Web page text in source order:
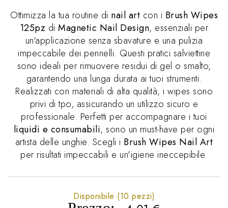
Ottimizza la tua routine di nail art con i Brush Wipes
125pz diMagnetic Nail Design, essenziali per
un'applicazione senza sbavature e una pulizia
impeccabile dei pennelli. Questi pratici salviettine
sono ideali per rimuovere residui di gel o smalto,
garantendo una lunga durata ai tuoi strumenti.
Realizzati con materiali di alta qualità, i wipes sono
privi di tpo, assicurando un utilizzo sicuro e
professionale. Perfetti per accompagnare i tuoi
liquidi e consumabili, sono un must-have per ogni
artista delle unghie. Scegli i Brush Wipes Nail Art
per risultati impeccabili e un'igiene ineccepibile.
Disponibile (10 pezzi)